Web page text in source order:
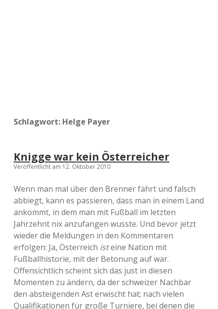
Schlagwort: Helge Payer
Knigge war kein Österreicher
Veröffentlicht am 12. Oktober 2010
Wenn man mal über den Brenner fährt und falsch
abbiegt, kann es passieren, dass man in einem Land
ankommt, in dem man mit Fußball im letzten
Jahrzehnt nix anzufangen wusste. Und bevor jetzt
wieder die Meldungen in den Kommentaren
erfolgen: Ja, Österreich isteine Nation mit
Fußballhistorie, mit der Betonung auf war.
Offensichtlich scheint sich das just in diesen
Momenten zu ändern, da der schweizer Nachbar
den absteigenden Ast erwischt hat; nach vielen
Qualifikationen für große Turniere, bei denen die